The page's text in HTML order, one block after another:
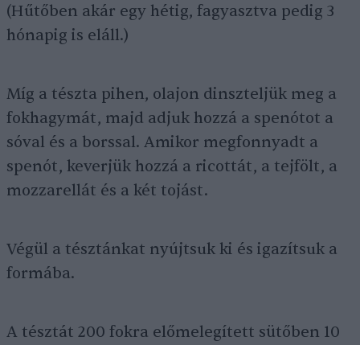
(Hűtőben akár egy hétig, fagyasztva pedig 3
hónapig is eláll.)
Míg a tészta pihen, olajon dinszteljük meg a
fokhagymát, majd adjuk hozzá a spenótot a
sóval és a borssal. Amikor megfonnyadt a
spenót, keverjük hozzá a ricottát, a tejfölt, a
mozzarellát és a két tojást.
Végül a tésztánkat nyújtsuk ki és igazítsuk a
formába.
A tésztát 200 fokra előmelegített sütőben 10